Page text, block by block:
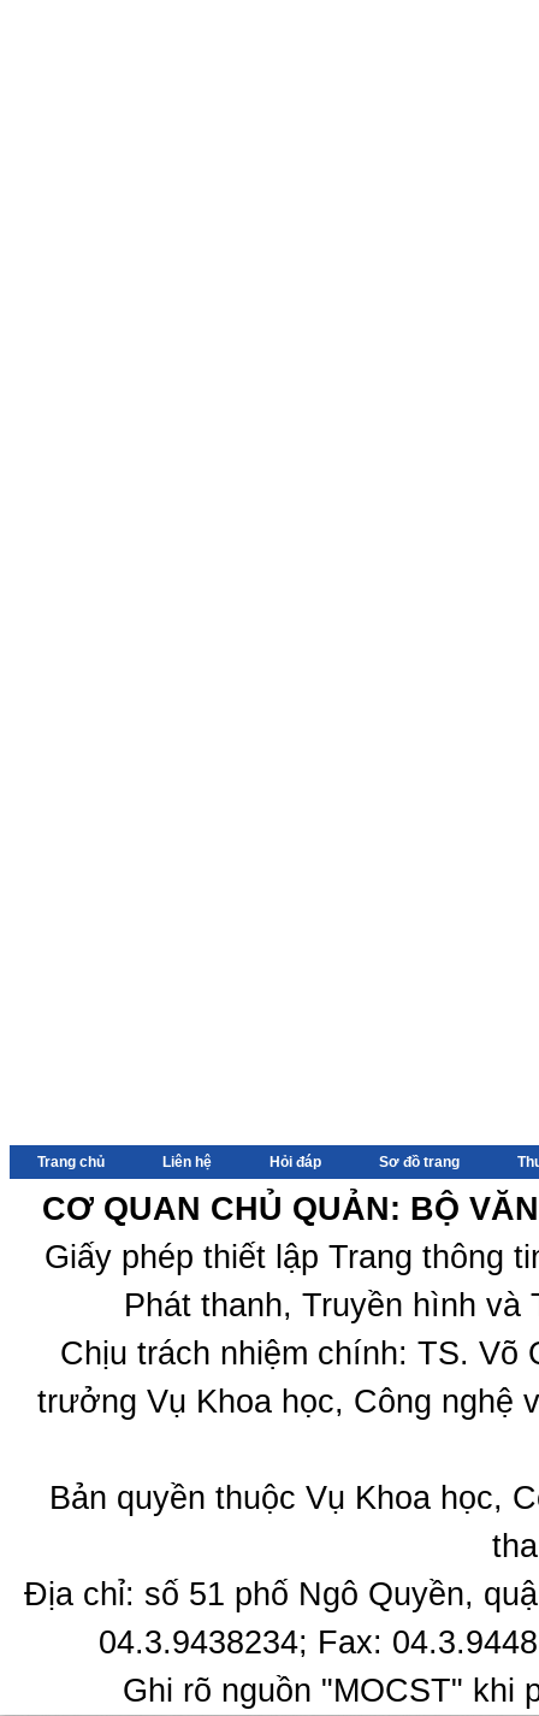
Trang chủ Liên hệ Hỏi đáp Sơ đồ trang
CƠ QUAN CHỦ QUẢN: BỘ
Giấy phép thiết lập Trang thông
Phát thanh, Truyền hình
Chịu trách nhiệm chính: TS.
trưởng Vụ Khoa học, Công nghệ
Bản quyền thuộc Vụ Khoa học,
Địa chỉ: số 51 phố Ngô Quyền,
04.3.9438234; Fax:
Ghi rõ nguồn "MOCST" khi